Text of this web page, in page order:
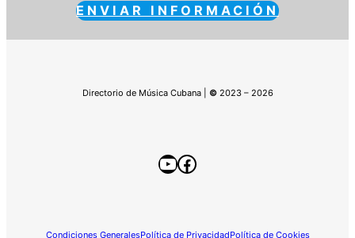
ENVIAR INFORMACIÓN
Directorio de Música Cubana | © 2023 – 2026
YouTube
Facebook
Condiciones GeneralesPolítica de PrivacidadPolítica de Cookies